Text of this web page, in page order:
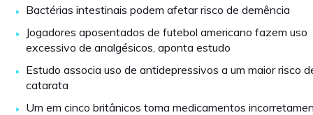
Bactérias intestinais podem afetar risco de demência
Jogadores aposentados de futebol americano fazem uso
excessivo de analgésicos, aponta estudo
Estudo associa uso de antidepressivos a um maior risco
catarata
Um em cinco britânicos toma medicamentos